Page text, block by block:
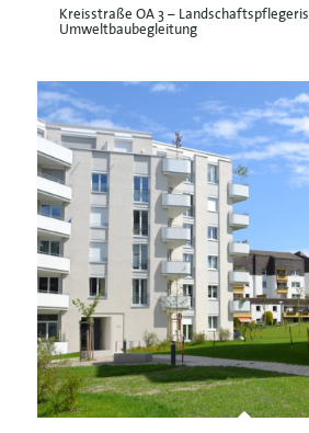
Kreisstraße OA 3 –
Umweltbaubegleitung